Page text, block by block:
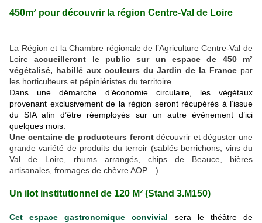
450m² pour découvrir la région Centre-Val de Loire
La Région et la Chambre régionale de l’Agriculture Centre-Val de
Loireaccueilleront le public sur un espace de 450 m²
végétalisé, habillé aux couleurs du Jardin de la France par
les horticulteurs et pépiniéristes du territoire.
Dans une démarche d’économie circulaire, les végétaux
provenant exclusivement de la région seront récupérés à l’issue
du SIA afin d’être réemployés sur un autre évènement d’ici
quelques mois.
Une centaine de producteurs ferontdécouvrir et déguster une
grande variété de produits du terroir (sablés berrichons, vins du
Val de Loire, rhums arrangés, chips de Beauce, bières
artisanales, fromages de chèvre AOP…).
Un ilot institutionnel de 120 M² (Stand 3.M150)
Cet espace gastronomique convivial sera le théâtre de